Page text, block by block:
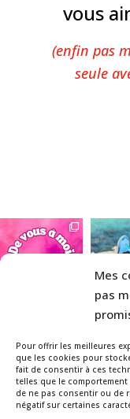
Mes
pas
Pour offrir les meilleures
que les cookies pour
fait de consentir à ces
telles que le
de ne pas consentir ou de
négatif sur certaines
vous
(enfin pas
seule
Veuillez
Diabète